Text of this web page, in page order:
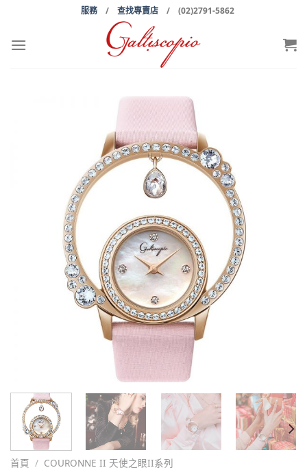
content
服務/ 查找專賣店 / (02)2791-5862
首頁 / COURONNE II 天使之眼II系列